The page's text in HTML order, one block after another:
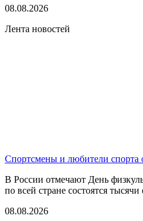
08.08.2026
Лента новостей
Спортсмены и любители спорта
В России отмечают День
по всей стране состоятся
08.08.2026